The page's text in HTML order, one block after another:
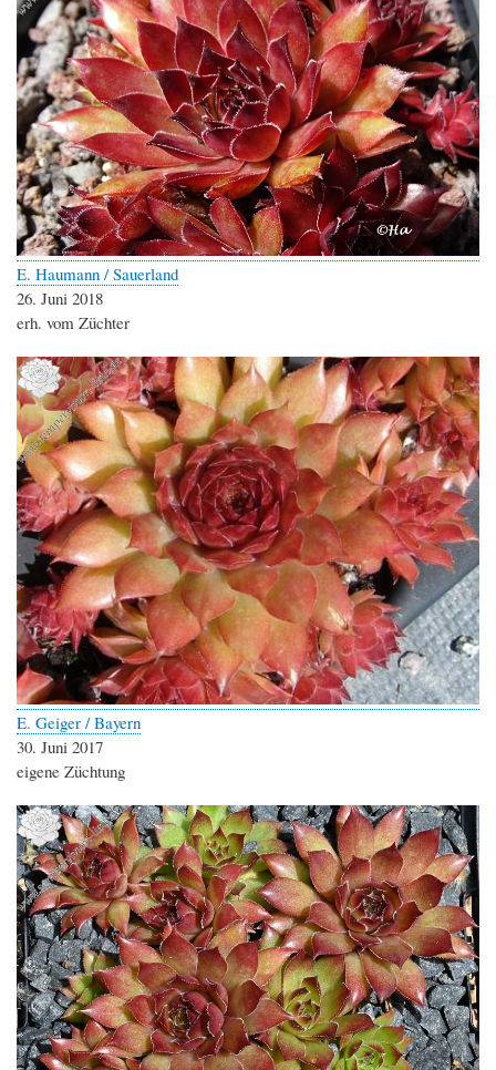
E. Haumann / Sauerland
26. Juni 2018
erh. vom Züchter
E. Geiger / Bayern
30. Juni 2017
eigene Züchtung